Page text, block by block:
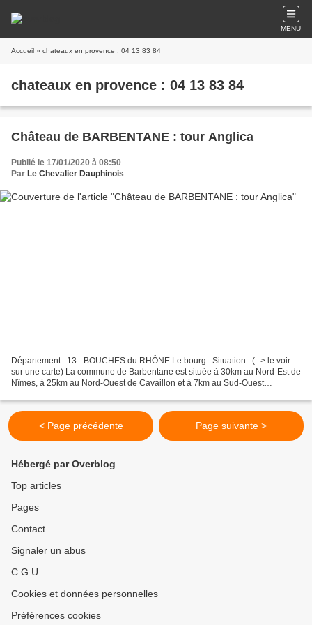
MENU
Accueil » chateaux en provence : 04 13 83 84
chateaux en provence : 04 13 83 84
Château de BARBENTANE : tour Anglica
Publié le 17/01/2020 à 08:50
Par Le Chevalier Dauphinois
Département : 13 - BOUCHES du RHÔNE Le bourg : Situation : (--> le voir
sur une carte) La commune de Barbentane est située à 30km au Nord-Est de
Nîmes, à 25km au Nord-Ouest de Cavaillon et à 7km au Sud-Ouest
< Page précédente Page suivante >
Hébergé par Overblog
Top articles
Pages
Contact
Signaler un abus
C.G.U.
Cookies et données personnelles
Préférences cookies